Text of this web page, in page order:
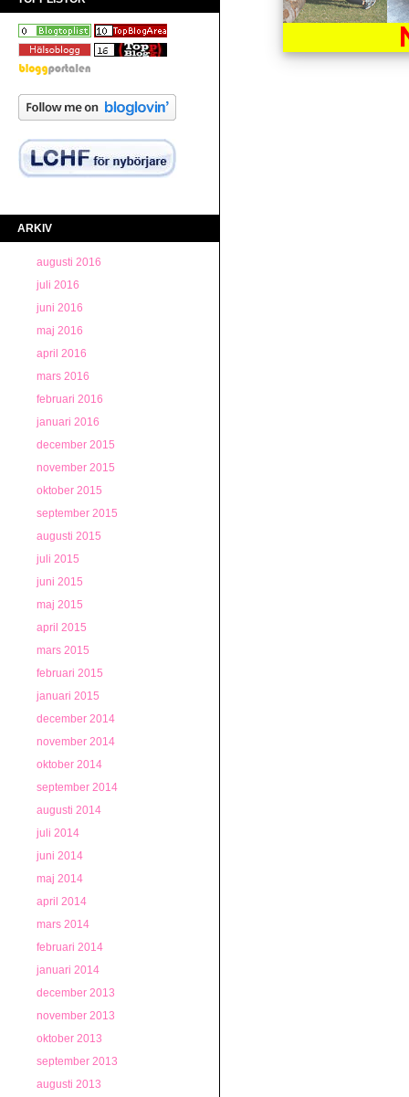
ARKIV
augusti 2016
juli 2016
juni 2016
maj 2016
april 2016
mars 2016
februari 2016
januari 2016
december 2015
november 2015
oktober 2015
september 2015
augusti 2015
juli 2015
juni 2015
maj 2015
april 2015
mars 2015
februari 2015
januari 2015
december 2014
november 2014
oktober 2014
september 2014
augusti 2014
juli 2014
juni 2014
maj 2014
april 2014
mars 2014
februari 2014
januari 2014
december 2013
november 2013
oktober 2013
september 2013
augusti 2013